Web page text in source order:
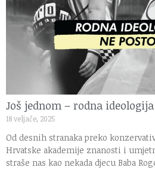
Još jednom – rodna
18 veljače, 2025
Od desnih stranaka preko
Hrvatske akademije znanosti i
straše nas kao nekada djecu Baba